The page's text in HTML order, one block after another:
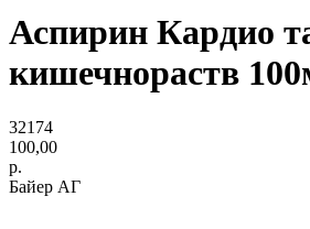
Аспирин Кардио
кишечнораств
32174
100,00
р.
Байер АГ